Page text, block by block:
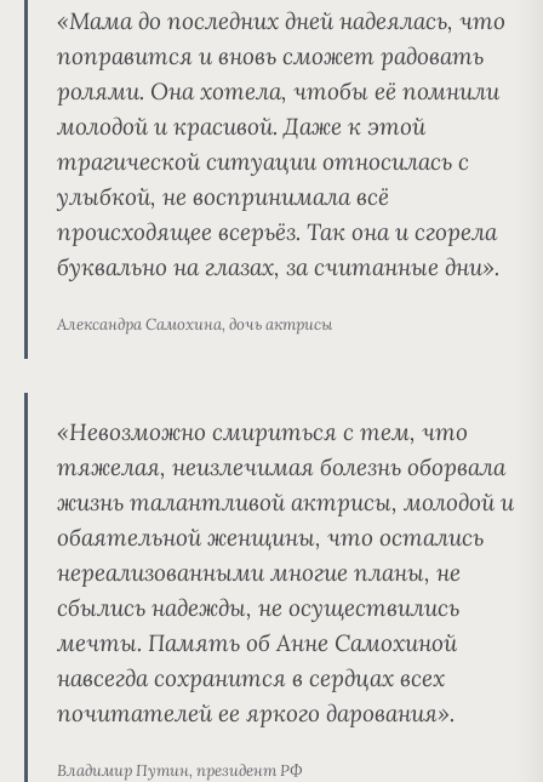
«Мама до последних дней надеялась, что
поправится и вновь сможет радовать
ролями. Она хотела, чтобы её помнили
молодой и красивой. Даже к этой
трагической ситуации относилась с
улыбкой, не воспринимала всё
происходящее всерьёз. Так она и сгорела
буквально на глазах, за считанные дни».
Александра Самохина, дочь актрисы
«Невозможно смириться с тем, что
тяжелая, неизлечимая болезнь оборвала
жизнь талантливой актрисы, молодой и
обаятельной женщины, что остались
нереализованными многие планы, не
сбылись надежды, не осуществились
мечты. Память об Анне Самохиной
навсегда сохранится в сердцах всех
почитателей ее яркого дарования».
Владимир Путин, президент РФ